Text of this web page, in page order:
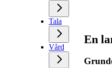
Tala
Vård
En